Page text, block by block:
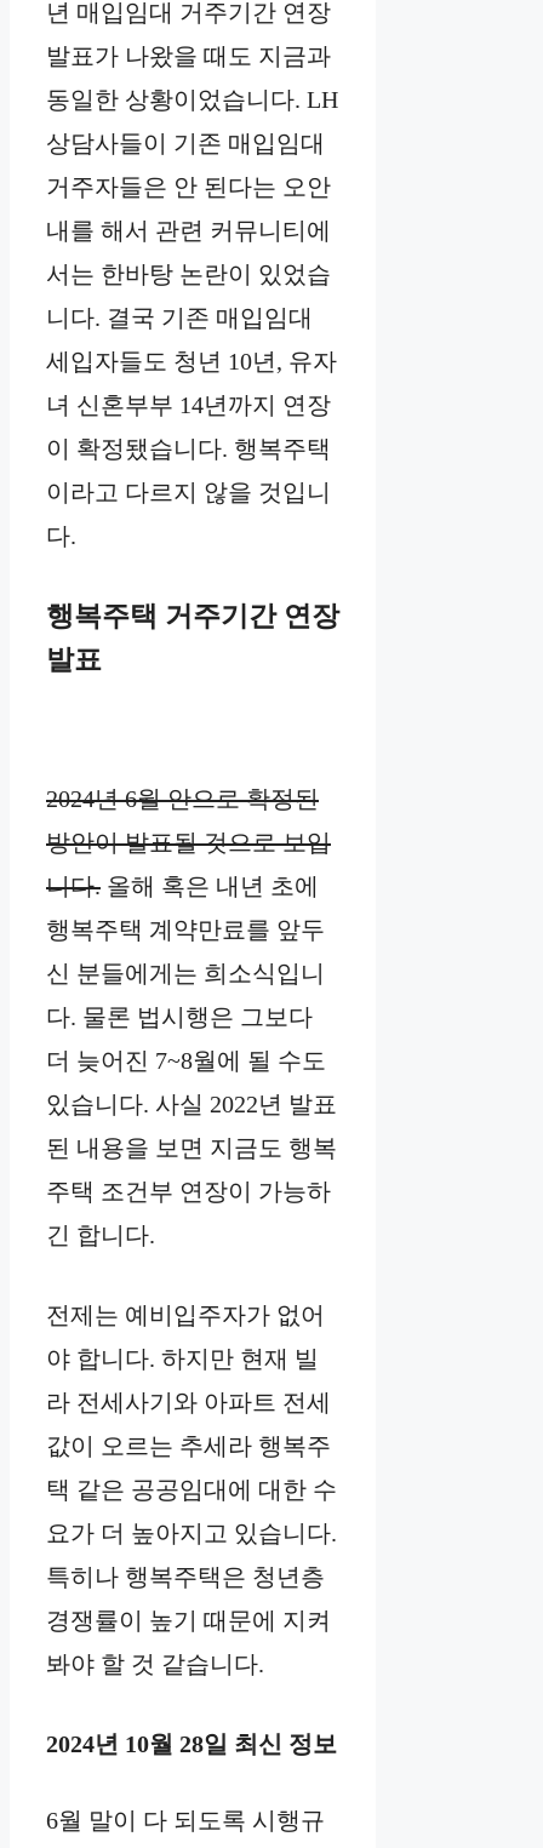
년 매입임대 거주기간 연장
발표가 나왔을 때도 지금과
동일한 상황이었습니다. LH
상담사들이 기존 매입임대
거주자들은 안 된다는 오안
내를 해서 관련 커뮤니티에
서는 한바탕 논란이 있었습
니다. 결국 기존 매입임대
세입자들도 청년 10년, 유자
녀 신혼부부 14년까지 연장
이 확정됐습니다. 행복주택
이라고 다르지 않을 것입니
다.
행복주택 거주기간 연장
발표
2024년 6월 안으로 확정된
방안이 발표될 것으로 보입
니다. 올해 혹은 내년 초에
행복주택 계약만료를 앞두
신 분들에게는 희소식입니
다. 물론 법시행은 그보다
더 늦어진 7~8월에 될 수도
있습니다. 사실 2022년 발표
된 내용을 보면 지금도 행복
주택 조건부 연장이 가능하
긴 합니다.
전제는 예비입주자가 없어
야 합니다. 하지만 현재 빌
라 전세사기와 아파트 전세
값이 오르는 추세라 행복주
택 같은 공공임대에 대한 수
요가 더 높아지고 있습니다.
특히나 행복주택은 청년층
경쟁률이 높기 때문에 지켜
봐야 할 것 같습니다.
2024년 10월 28일 최신 정보
6월 말이 다 되도록 시행규